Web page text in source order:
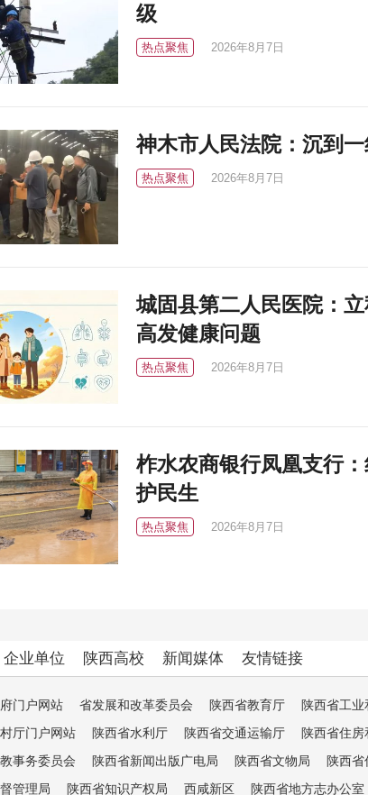
级
热点聚焦 2026年8月7日
神木市人民法院：沉到
热点聚焦 2026年8月7日
城固县第二人民医院：
高发健康问题
热点聚焦 2026年8月7日
柞水农商银行凤凰支行
护民生
热点聚焦 2026年8月7日
企业单位 陕西高校 新闻媒体 友情链接
门户网站 省发展和改革委员会 陕西省教育厅 陕西省工
厅门户网站
陕西省水利厅 陕西省交通运输厅 陕西省住
事务委员会
陕西省新闻出版广电局 陕西省文物局 陕西省
管理局
陕西省知识产权局 西咸新区 陕西省地方志办公室